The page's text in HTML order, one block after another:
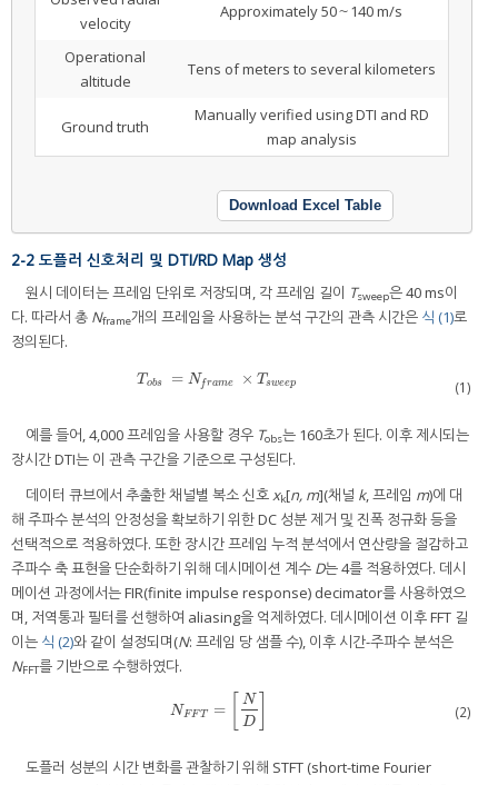
velocity
Approximately 50～140 m/s
Operational
altitude
Tens of meters to several kilometers
Ground truth
Manually verified using DTI and RD
map analysis
Download Excel Table
2-2 도플러 신호처리 및 DTI/RD Map 생성
원시 데이터는 프레임 단위로 저장되며, 각 프레임 길이 Tsweep은 40 ms이
다. 따라서 총 Nframe개의 프레임을 사용하는 분석 구간의 관측 시간은 식 (1)로
정의된다.
Tobs = N frame × Tsweep
Tob s= Nframe ×T sweep (1)
예를 들어, 4,000 프레임을 사용할 경우 Tobs는 160초가 된다. 이후 제시되는
장시간 DTI는 이 관측 구간을 기준으로 구성된다.
데이터 큐브에서 추출한 채널별 복소 신호xk[n, m](채널 k, 프레임 m)에 대
해 주파수 분석의 안정성을 확보하기 위한 DC 성분 제거 및 진폭 정규화 등을
선택적으로 적용하였다. 또한 장시간 프레임 누적 분석에서 연산량을 절감하고
주파수 축 표현을 단순화하기 위해 데시메이션 계수 D는 4를 적용하였다. 데시
메이션 과정에서는 FIR(finite impulse response) decimator를 사용하였으
며, 저역통과 필터를 선행하여 aliasing을 억제하였다. 데시메이션 이후 FFT 길
이는 식 (2)와 같이 설정되며(N: 프레임 당 샘플 수), 이후 시간-주파수 분석은
NFFT를 기반으로 수행하였다.
NFFT =
N
D
NFF T= D (2)
도플러 성분의 시간 변화를 관찰하기 위해 STFT (short-time Fourier